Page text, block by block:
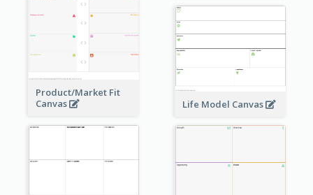
Product/Market Fit
Canvas
Life Model Canvas